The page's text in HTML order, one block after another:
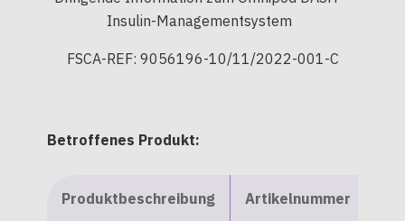
Insulin-Managementsystem
FSCA-REF: 9056196-10/11/2022-001-C
Betroffenes Produkt:
Produktbeschreibung Artikelnummer